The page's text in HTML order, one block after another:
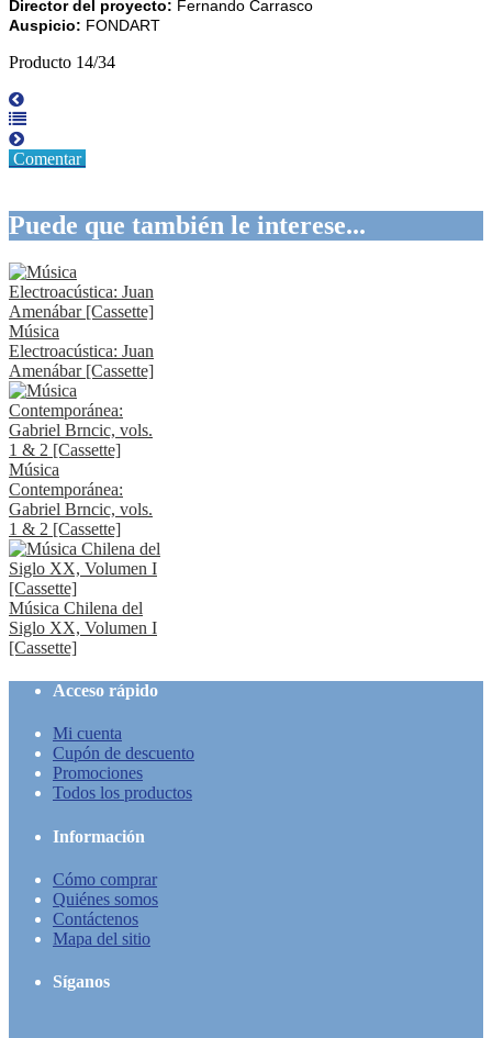
Director del proyecto: Fernando Carrasco
Auspicio: FONDART
Producto 14/34
Comentar
Puede que también le interese...
Música
Electroacústica: Juan
Amenábar [Cassette]
Música
Contemporánea:
Gabriel Brncic, vols.
1 & 2 [Cassette]
Música Chilena del
Siglo XX, Volumen I
[Cassette]
Acceso rápido
Mi cuenta
Cupón de descuento
Promociones
Todos los productos
Información
Cómo comprar
Quiénes somos
Contáctenos
Mapa del sitio
Síganos